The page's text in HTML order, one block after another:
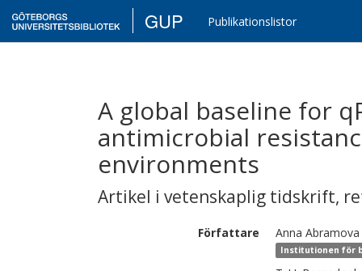
GUP Publikationslistor
A global baseline for
antimicrobial
environments
Artikel i vetenskaplig tidskrift,
Författare Anna Abramova
Institutionen för